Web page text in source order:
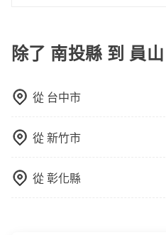
（魚池鄉）到員山僅要
除了 南投縣 到 員
從 台中市
從新竹市
從彰化縣